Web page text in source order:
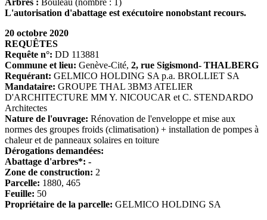
Arbres : Bouleau (nombre : 1)
L'autorisation d'abattage est exécutoire nonobstant recours.
20 octobre 2020
REQUÊTES
Requête n°: DD 113881
Commune et lieu: Genève-Cité, 2, rue Sigismond- THALBERG
Requérant: GELMICO HOLDING SA p.a. BROLLIET SA
Mandataire: GROUPE THAL 3BM3 ATELIER
D'ARCHITECTURE MM Y. NICOUCAR et C. STENDARDO
Architectes
Nature de l'ouvrage: Rénovation de l'enveloppe et mise aux
normes des groupes froids (climatisation) + installation de pompes à
chaleur et de panneaux solaires en toiture
Dérogations demandées:
Abattage d'arbres*: -
Zone de construction: 2
Parcelle: 1880, 465
Feuille: 50
Propriétaire de la parcelle: GELMICO HOLDING SA